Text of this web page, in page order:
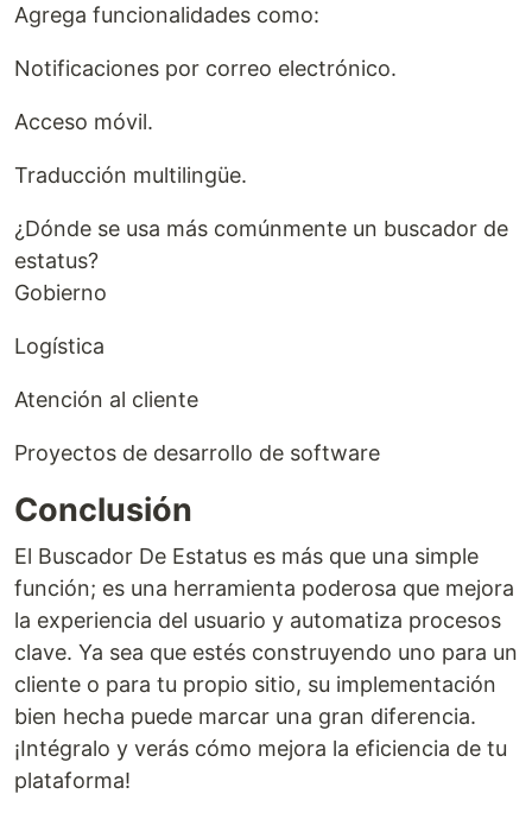
Agrega funcionalidades como:
Notificaciones por correo electrónico.
Acceso móvil.
Traducción multilingüe.
¿Dónde se usa más comúnmente un buscador de
estatus?
Gobierno
Logística
Atención al cliente
Proyectos de desarrollo de software
Conclusión
El Buscador De Estatus es más que una simple
función; es una herramienta poderosa que mejora
la experiencia del usuario y automatiza procesos
clave. Ya sea que estés construyendo uno para un
cliente o para tu propio sitio, su implementación
bien hecha puede marcar una gran diferencia.
¡Intégralo y verás cómo mejora la eficiencia de tu
plataforma!